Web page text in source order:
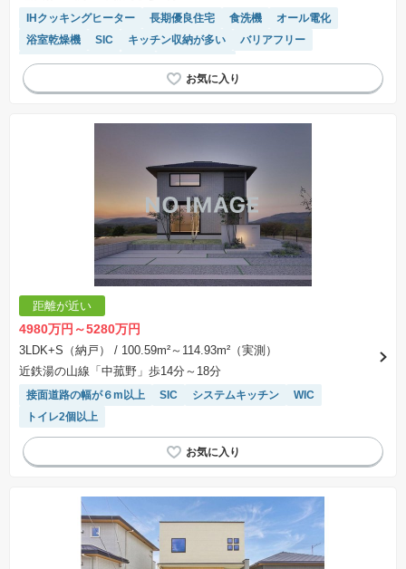
IHクッキングヒーター 長期優良住宅 食洗機
オール電化
浴室乾燥機
SIC キッチン収納が多い
バリアフリー
システムキッチン
WIC
対面キッチン
トイレ2個以上
距離が近い
4980万円～5280万円
3LDK+S（納戸）
/ 100.59m²～114.93m²（実測）
近鉄湯の山線「中菰野」歩14分～18分
接面道路の幅が６m以上 SIC システムキッチン
WIC
トイレ2個以上